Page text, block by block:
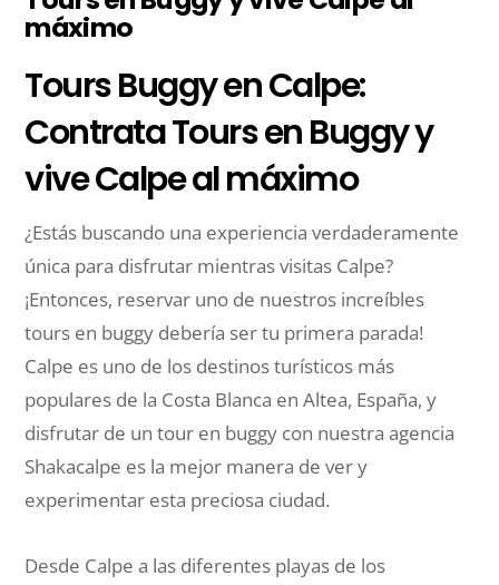
máximo
Tours Buggy en Calpe:
Contrata Tours en Buggy y
vive Calpe al máximo
¿Estás buscando una experiencia verdaderamente
única para disfrutar mientras visitas Calpe?
¡Entonces, reservar uno de nuestros increíbles
tours en buggy debería ser tu primera parada!
Calpe es uno de los destinos turísticos más
populares de la Costa Blanca en Altea, España, y
disfrutar de un tour en buggy con nuestra agencia
Shakacalpe es la mejor manera de ver y
experimentar esta preciosa ciudad.
Desde Calpe a las diferentes playas de los